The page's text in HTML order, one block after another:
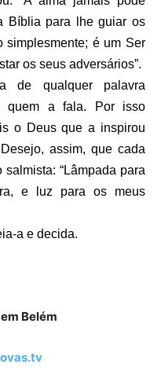
Bíblia para lhe guiar os
simplesmente; é um Ser
os seus adversários”.
de qualquer palavra
quem a fala. Por isso
o Deus que a inspirou
assim, que cada
“Lâmpada para
e luz para os meus
a e decida.
Belém